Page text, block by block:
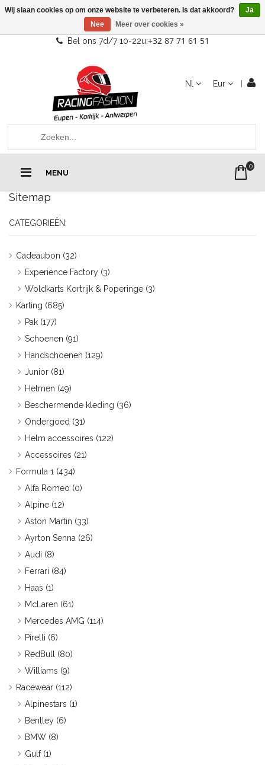
Bel ons 7d/7 10-22u:+32 87 71 61 51
Nl Eur
MENU
0
Sitemap
CATEGORIEËN:
Cadeaubon (32)
Experience Factory (3)
Woldkarts Kortrijk & Poperinge (3)
Karting (685)
Pak (177)
Schoenen (91)
Handschoenen (129)
Junior (81)
Helmen (49)
Beschermende kleding (36)
Ondergoed (31)
Helm accessoires (122)
Accessoires (21)
Formula 1 (434)
Alfa Romeo (0)
Alpine (12)
Aston Martin (33)
Ayrton Senna (26)
Audi (8)
Ferrari (84)
Haas (1)
McLaren (61)
Mercedes AMG (114)
Pirelli (6)
RedBull (80)
Williams (9)
Racewear (112)
Alpinestars (1)
Bentley (6)
BMW (8)
Gulf (1)
Wij slaan cookies op om onze website te verbeteren. Is dat akkoord?
Ja
Nee
Meer over cookies »